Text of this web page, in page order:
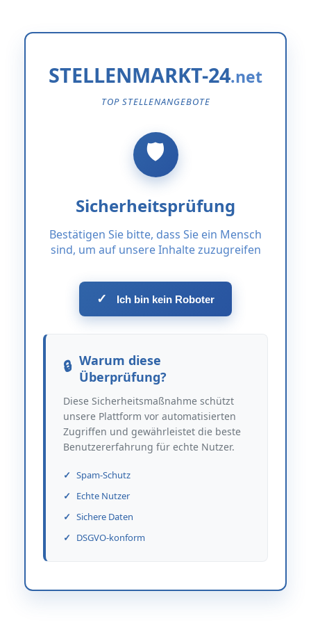
STELLENMARKT-24
TOP STELLENANGEBOTE
Sicherheitsprüfung
Bestätigen Sie bitte, dass Sie ein Mensch
sind, um auf unsere Inhalte zuzugreifen
✓ Ich bin kein Roboter
Warum diese
Überprüfung?
Diese Sicherheitsmaßnahme schützt
unsere Plattform vor automatisierten
Zugriffen und gewährleistet die beste
Benutzererfahrung für echte Nutzer.
Spam-Schutz
Echte Nutzer
Sichere Daten
DSGVO-konform